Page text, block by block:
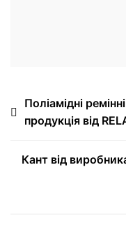
Поліамідні
продукція від
Кант від